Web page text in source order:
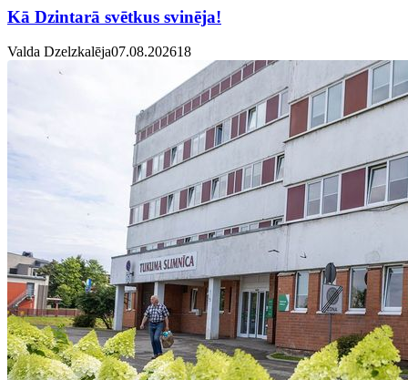
Kā Dzintarā svētkus svinēja!
Valda Dzelzkalēja07.08.202618